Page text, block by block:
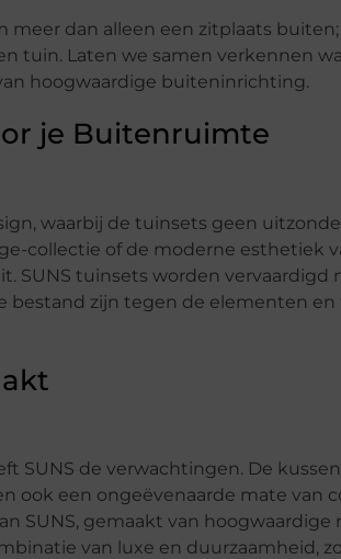
meer dan alleen een zitplaats
tuin. Laten we samen verkennen
hoogwaardige buiteninrichting.
je Buitenruimte
waarbij de tuinsets geen
collectie of de moderne esthetiek
SUNS tuinsets worden vervaardigd
bestand zijn tegen de elementen
SUNS de verwachtingen. De
ook een ongeëvenaarde mate van
SUNS, gemaakt van
van luxe en duurzaamheid,